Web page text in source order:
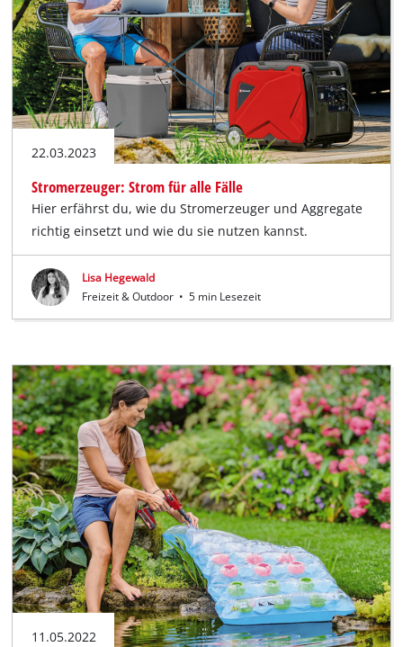
22.03.2023
Stromerzeuger: Strom für alle Fälle
Hier erfährst du, wie du Stromerzeuger und Aggregate
richtig einsetzt und wie du sie nutzen kannst.
Lisa Hegewald
Freizeit & Outdoor • 5 min Lesezeit
11.05.2022